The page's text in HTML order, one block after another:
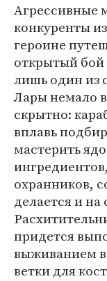
Агрессивные
конкуренты
героине
открытый бой
лишь один из
Лары немало
скрытно:
вплавь
мастерить
охранников,
делается и на
придется
выживанием в
ветки для